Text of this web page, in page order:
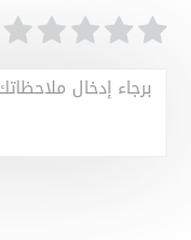
برجاء إدخال ملاحظاتك هنا